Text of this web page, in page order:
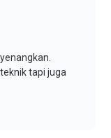
tapi juga